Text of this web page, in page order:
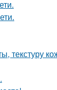
текстуру